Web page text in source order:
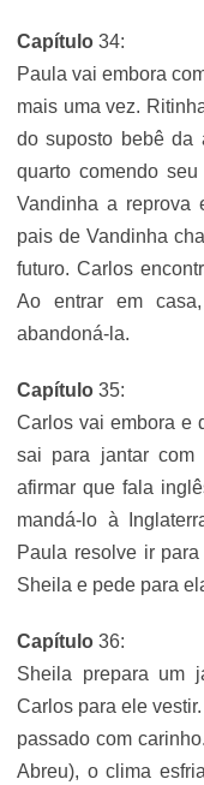
Capítulo 34:
Paula vai embora
mais uma vez.
do suposto bebê da
quarto comendo
Vandinha a reprova
pais de Vandinha
futuro. Carlos
Ao entrar em
abandoná-la.
Capítulo 35:
Carlos vai embora e
sai para jantar
afirmar que fala
mandá-lo à
Paula resolve ir
Sheila e pede para
Capítulo 36:
Sheila prepara um
Carlos para ele
passado com
Abreu), o clima